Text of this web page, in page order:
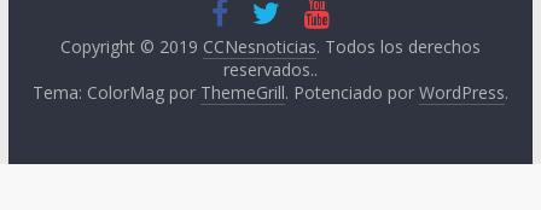
Copyright © 2019 CCNesnoticias. Todos los derechos
reservados..
Tema: ColorMag por ThemeGrill. Potenciado por WordPress.